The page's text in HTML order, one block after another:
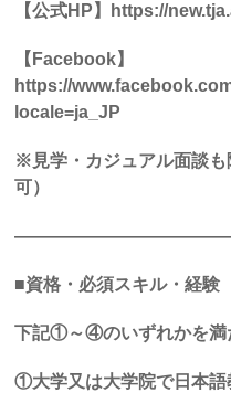
【公式HP 】 https://
【 Facebook】
https://
locale=ja_JP
※見学・カジュアル面談
可）
■資格・必須スキル・経験
下記①～④のいずれかを満
①大学又は大学院で日本語